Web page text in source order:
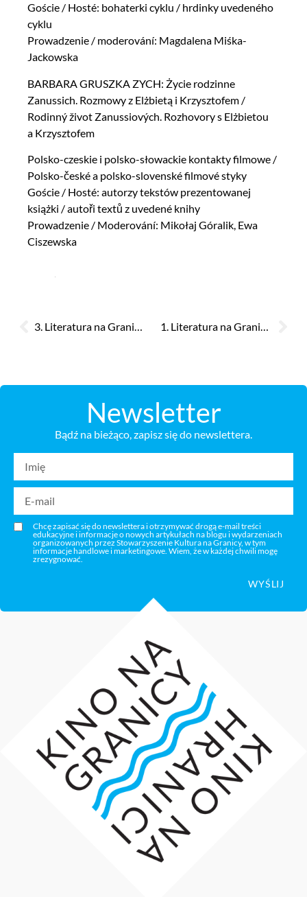
Goście / Hosté: bohaterki cyklu / hrdinky uvedeného
cyklu
Prowadzenie / moderování: Magdalena Miśka-
Jackowska
BARBARA GRUSZKA ZYCH: Życie rodzinne
Zanussich. Rozmowy z Elżbietą i Krzysztofem /
Rodinný život Zanussiových. Rozhovory s Elżbietou
a Krzysztofem
Polsko-czeskie i polsko-słowackie kontakty filmowe /
Polsko-české a polsko-slovenské filmové styky
Goście / Hosté: autorzy tekstów prezentowanej
książki / autoři textů z uvedené knihy
Prowadzenie / Moderování: Mikołaj Góralik, Ewa
Ciszewska
3. Literatura na Granicy / hranici 2020 ONLINE 1. Literatura na Granicy / hranici 2018
Newsletter
Bądź na bieżąco, zapisz się do newslettera.
Chcę zapisać się do newslettera i otrzymywać drogą e-mail treści
edukacyjne i informacje o nowych artykułach na blogu i wydarzeniach
organizowanych przez Stowarzyszenie Kultura na Granicy, w tym
informacje handlowe i marketingowe. Wiem, że w każdej chwili mogę
zrezygnować.
WYŚLIJ